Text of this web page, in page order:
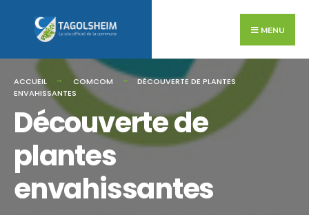
MENU
ACCUEIL COMCOM
DÉCOUVERTE DE PLANTES
ENVAHISSANTES
Découverte de
plantes
envahissantes
for: